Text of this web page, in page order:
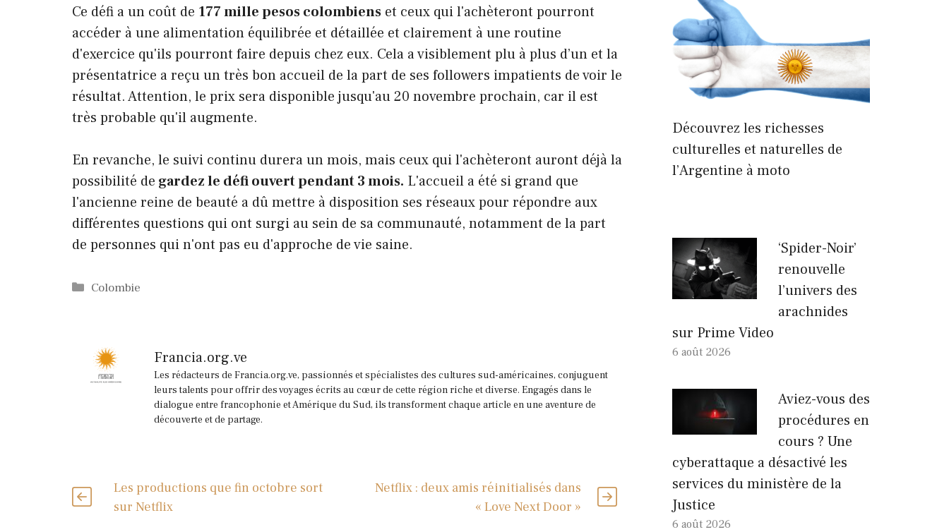
Ce défi a un coût de 177 mille pesos colombiens et ceux qui l'achèteront pourront
accéder à une alimentation équilibrée et détaillée et clairement à une routine
d'exercice qu'ils pourront faire depuis chez eux. Cela a visiblement plu à plus d’un et la
présentatrice a reçu un très bon accueil de la part de ses followers impatients de voir le
résultat. Attention, le prix sera disponible jusqu'au 20 novembre prochain, car il est
très probable qu'il augmente.
En revanche, le suivi continu durera un mois, mais ceux qui l'achèteront auront déjà la
possibilité de gardez le défi ouvert pendant 3 mois. L'accueil a été si grand que
l'ancienne reine de beauté a dû mettre à disposition ses réseaux pour répondre aux
différentes questions qui ont surgi au sein de sa communauté, notamment de la part
de personnes qui n'ont pas eu d'approche de vie saine.
Catégories
Colombie
Francia.org.ve
Les rédacteurs de Francia.org.ve, passionnés et spécialistes des cultures sud-américaines, conjuguent
leurs talents pour offrir des voyages écrits au cœur de cette région riche et diverse. Engagés dans le
dialogue entre francophonie et Amérique du Sud, ils transforment chaque article en une aventure de
découverte et de partage.
Les productions que fin octobre sort
sur Netflix
Netflix : deux amis réinitialisés dans
« Love Next Door »
Découvrez les richesses
culturelles et naturelles de
l’Argentine à moto
‘Spider-Noir’
renouvelle
l’univers des
arachnides
sur Prime Video
6 août 2026
Aviez-vous des
procédures en
cours ? Une
cyberattaque a désactivé les
services du ministère de la
Justice
6 août 2026